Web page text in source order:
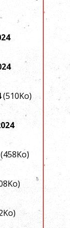
(510Ko)